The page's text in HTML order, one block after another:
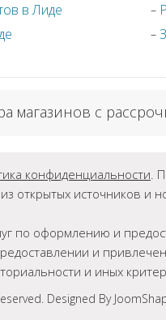
в Лиде
магазинов с
конфиденциальности.
открытых источников и
по оформлению и
и
и иных
Designed By